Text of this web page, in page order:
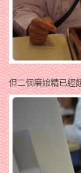
但二個磨娘精已經